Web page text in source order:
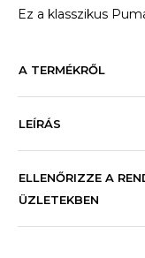
Ez a klasszikus
A TERMÉKRŐL
LEÍRÁS
ELLENŐRIZZE A
ÜZLETEKBEN